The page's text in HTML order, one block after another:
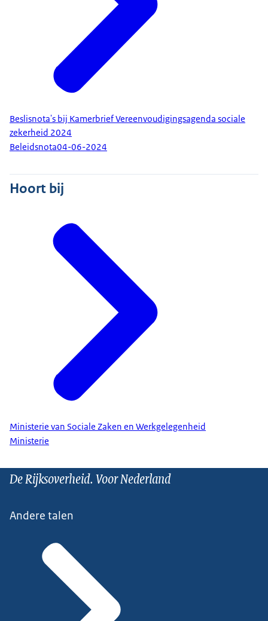
Beslisnota's bij Kamerbrief Vereenvoudigingsagenda sociale
zekerheid 2024
Beleidsnota04-06-2024
Hoort bij
Ministerie van Sociale Zaken en Werkgelegenheid
Ministerie
De Rijksoverheid. Voor Nederland
Andere talen